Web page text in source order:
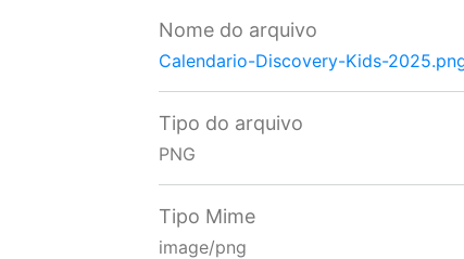
Nome do arquivo
Calendario-Discovery-Kids-
Tipo do arquivo
PNG
Tipo Mime
image/png